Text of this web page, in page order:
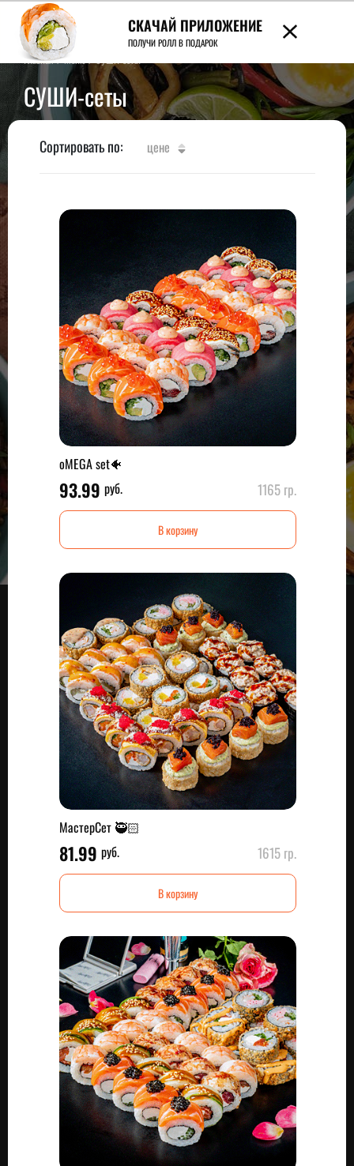
7989
Главная / Меню / СУШИ-сеты
СУШИ-сеты
Сортировать по: цене
oMEGA set🐠
93.99 руб. 1165 гр.
В корзину
МастерСет 🥷🏻
81.99 руб. 1615 гр.
В корзину
СКАЧАЙ ПРИЛОЖЕНИЕ
ПОЛУЧИ РОЛЛ В ПОДАРОК